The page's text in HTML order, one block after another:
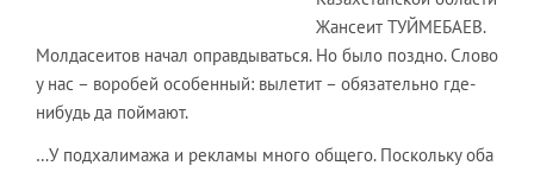
Жансеит ТУЙМЕБАЕВ.
Молдасеитов начал оправдываться. Но было поздно. Слово
у нас – воробей особенный: вылетит – обязательно где-
нибудь да поймают.
…У подхалимажа и рекламы много общего. Поскольку оба